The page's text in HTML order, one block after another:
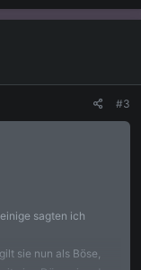
#3
sagten ich
sie nun als Böse,